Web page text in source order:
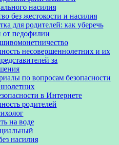
насилия
без жестокости и насилия
для родителей: как уберечь
от педофилии
несовершеннолетних и их
за
по вопросам безопасности
в Интернете
родителей
на воде
насилия